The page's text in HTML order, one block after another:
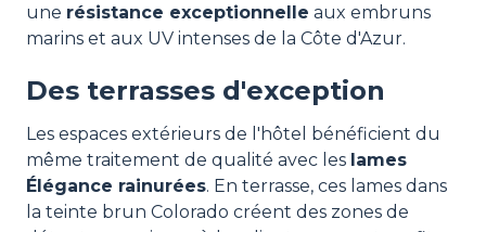
une résistance exceptionnelle aux embruns
marins et aux UV intenses de la Côte d'Azur.
Des terrasses d'exception
Les espaces extérieurs de l'hôtel bénéficient du
même traitement de qualité avec les lames
Élégance rainurées. En terrasse, ces lames dans
la teinte brun Colorado créent des zones de